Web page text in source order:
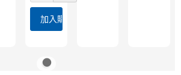
加入購物車